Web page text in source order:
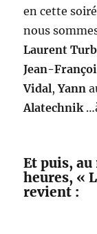
en cette
nous
Laurent
Jean-
Vidal,Yann
Alatechnik
Et puis,
heures, «
revient :